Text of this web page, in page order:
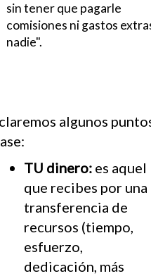
sin tener que pagarle
comisiones ni gastos
nadie".
algunos
TU dinero: es aquel
que recibes por una
transferencia de
recursos (tiempo,
esfuerzo,
dedicación, más